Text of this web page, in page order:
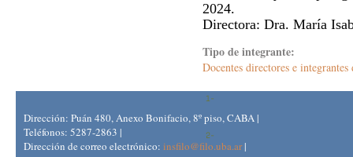
2024.
Directora: Dra. María
Tipo de integrante:
Docentes directores e
Dirección: Puán 480, Anexo Bonifacio, 8º piso, CABA |
Teléfonos: 5287-2863 |
Dirección de correo electrónico: insfilo@filo.uba.ar|